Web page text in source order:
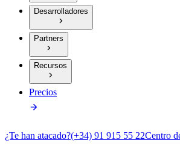
Desarrolladores
Partners
Recursos
Precios
¿Te han atacado?(+34) 91 915 55 22Centro